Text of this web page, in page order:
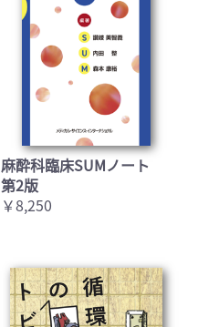
麻酔科臨床SUMノート
第2版
￥8,250